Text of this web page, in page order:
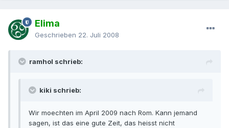
Elima
Geschrieben 22. Juli 2008
ramhol schrieb:
kiki schrieb:
Wir moechten im April 2009 nach Rom. Kann jemand
sagen, ist das eine gute Zeit, das heisst nicht